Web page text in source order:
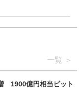
一覧
1900億円相当ビット